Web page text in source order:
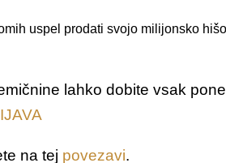
uspel prodati svojo milijonsko
lahko dobite vsak
na tej povezavi.